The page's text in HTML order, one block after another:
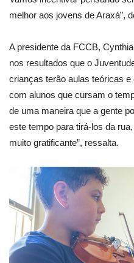
melhor aos jovens de Araxá”,
A presidente da FCCB,
nos resultados que o
crianças terão aulas teóricas
com alunos que cursam o
de uma maneira que a gente
este tempo para tirá-los da
muito gratificante”, ressalta.